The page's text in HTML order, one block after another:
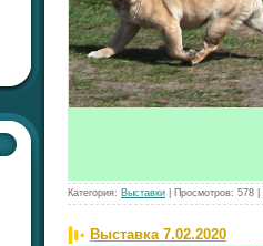
Категория: Выставки Просмотров: 578
Выставка 7.02.2020